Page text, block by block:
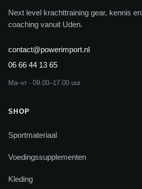
Next level krachttraining gear, kennis en
coaching vanuit Uden.
contact@powerimport.nl
06 66 44 13 65
Ma–vr · 09.00–17.00 uur
SHOP
Sportmateriaal
Voedingssupplementen
Kleding